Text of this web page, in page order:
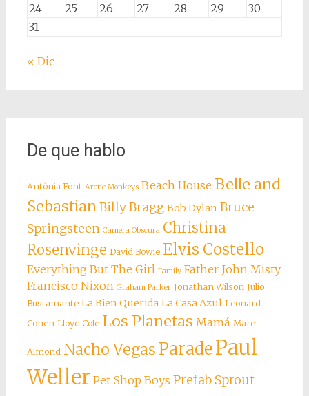
24
25 26 27 28 29
30
31
« Dic
De que hablo
Antònia Font Arctic Monkeys Beach House Belle and
SebastianBilly Bragg Bob Dylan Bruce
Springsteen Camera Obscura Christina
Rosenvinge David Bowie Elvis Costello
Everything But The Girl Family Father John Misty
Francisco Nixon Graham Parker Jonathan Wilson Julio
Bustamante La Bien Querida La Casa Azul Leonard
Cohen Lloyd Cole Los Planetas Mamá Marc
Almond Nacho Vegas ParadePaul
Weller Pet Shop Boys Prefab Sprout